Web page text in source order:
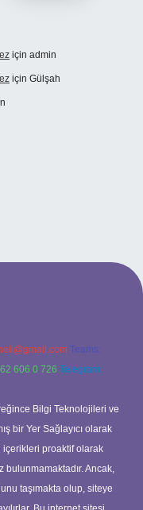
için admin
için Gülşah
Teams:
606 0 726 Telegram:
Bilgi Teknolojileri ve
bir Yer Sağlayıcı olarak
içerikleri proaktif olarak
bulunmamaktadır. Ancak,
taşımakta olup, siteye